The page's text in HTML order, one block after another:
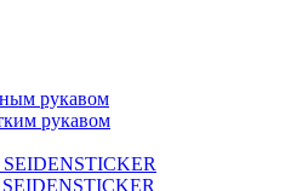
рукавом
рукавом
SEIDENSTICKER